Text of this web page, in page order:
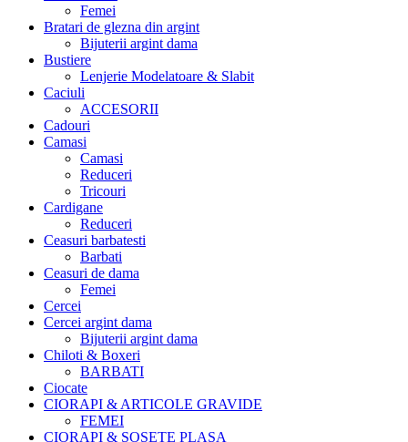
Femei
Bratari de glezna din argint
Bijuterii argint dama
Bustiere
Lenjerie Modelatoare & Slabit
Caciuli
ACCESORII
Cadouri
Camasi
Camasi
Reduceri
Tricouri
Cardigane
Reduceri
Ceasuri barbatesti
Barbati
Ceasuri de dama
Femei
Cercei
Cercei argint dama
Bijuterii argint dama
Chiloti & Boxeri
BARBATI
Ciocate
CIORAPI & ARTICOLE GRAVIDE
FEMEI
CIORAPI & SOSETE PLASA